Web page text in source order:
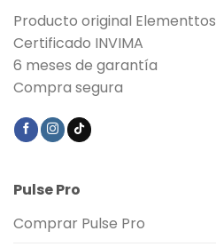
Producto original Elementtos
Certificado INVIMA
6 meses de garantía
Compra segura
Pulse Pro
Comprar Pulse Pro